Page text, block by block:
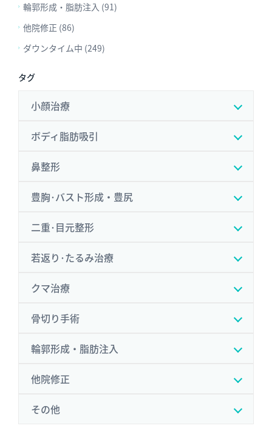
輪郭形成・脂肪注入 (91)
他院修正 (86)
ダウンタイム中 (249)
タグ
小顔治療
ボディ脂肪吸引
鼻整形
豊胸･バスト形成・豊尻
二重･目元整形
若返り･たるみ治療
クマ治療
骨切り手術
輪郭形成・脂肪注入
他院修正
その他